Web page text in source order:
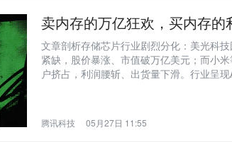
卖内存的万亿狂欢，买内存的
文章剖析存储芯片行业剧烈分化：美光科
紧缺，股价暴涨、市值破万亿美元；而小
户挤占，利润腰斩、出货量下滑。行业呈
腾讯科技 05月27日 11:55